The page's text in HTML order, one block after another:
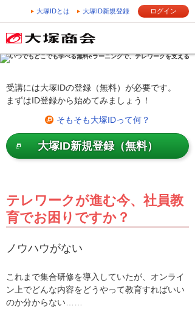
大塚IDとは 大塚ID新規登録 ログイン
受講には大塚IDの登録（無料）が必要です。
まずはID登録から始めてみましょう！
そもそも大塚IDって何？
大塚ID新規登録（無料）
テレワークが進む今、社員教
育でお困りですか？
ノウハウがない
これまで集合研修を導入していたが、オンライ
ン上でどんな内容をどうやって教育すればいい
のか分からない……